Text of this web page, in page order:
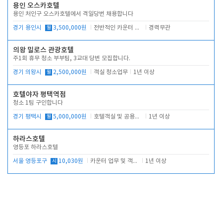
용인 오스카호텔
용인 처인구 오스카호텔에서 격일당번 채용합니다
경기 용인시 월 3,500,000원 전반적인 카운터 업무 경력무관
의왕 밀로스 관광호텔
주1회 휴무 청소 부부팀, 3교대 당번 모집합니다.
경기 의왕시 월 2,500,000원 객실 청소업무 1년 이상
호텔야자 평택역점
청소 1팀 구인합니다
경기 평택시 월 5,000,000원 호텔객실 및 공용시설 청소 관리 1년 이상
하라스호텔
영등포 하라스호텔
서울 영등포구 시 10,030원 카운터 업무 및 객실관리(청소상태 확인, 객실판매) 1년 이상